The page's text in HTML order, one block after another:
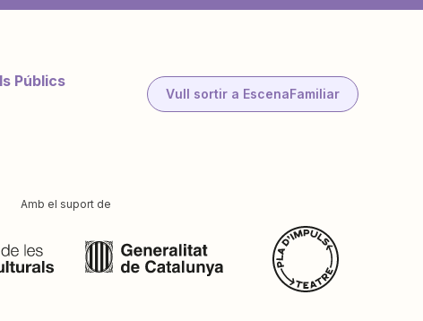
Públics
Vull sortir a EscenaFamiliar
Amb el suport de